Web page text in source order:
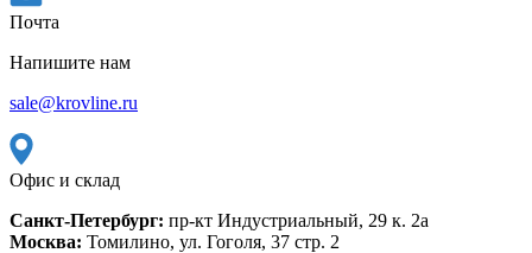
Почта
Напишите нам
sale@krovline.ru
Офис и склад
Санкт-Петербург: пр-кт Индустриальный, 29 к. 2а
Москва: Томилино, ул. Гоголя, 37 стр. 2